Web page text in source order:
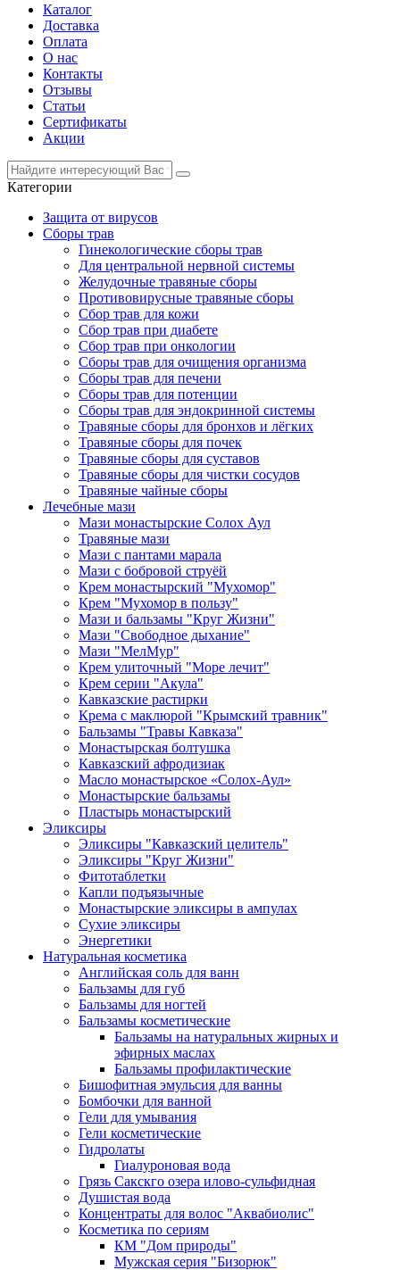
Каталог
Доставка
Оплата
О нас
Контакты
Отзывы
Статьи
Сертификаты
Акции
Категории
Защита от вирусов
Сборы трав
Гинекологические сборы трав
Для центральной нервной системы
Желудочные травяные сборы
Противовирусные травяные сборы
Сбор трав для кожи
Сбор трав при диабете
Сбор трав при онкологии
Сборы трав для очищения организма
Сборы трав для печени
Сборы трав для потенции
Сборы трав для эндокринной системы
Травяные сборы для бронхов и лёгких
Травяные сборы для почек
Травяные сборы для суставов
Травяные сборы для чистки сосудов
Травяные чайные сборы
Лечебные мази
Мази монастырские Солох Аул
Травяные мази
Мази с пантами марала
Мази с бобровой струёй
Крем монастырский "Мухомор"
Крем "Мухомор в пользу"
Мази и бальзамы "Круг Жизни"
Мази "Свободное дыхание"
Мази "МелМур"
Крем улиточный "Море лечит"
Крем серии "Акула"
Кавказские растирки
Крема с маклюрой "Крымский травник"
Бальзамы "Травы Кавказа"
Монастырская болтушка
Кавказский афродизиак
Масло монастырское «Солох-Аул»
Монастырские бальзамы
Пластырь монастырский
Эликсиры
Эликсиры "Кавказский целитель"
Эликсиры "Круг Жизни"
Фитотаблетки
Капли подъязычные
Монастырские эликсиры в ампулах
Сухие эликсиры
Энергетики
Натуральная косметика
Английская соль для ванн
Бальзамы для губ
Бальзамы для ногтей
Бальзамы косметические
Бальзамы на натуральных жирных и
эфирных маслах
Бальзамы профилактические
Бишофитная эмульсия для ванны
Бомбочки для ванной
Гели для умывания
Гели косметические
Гидролаты
Гиалуроновая вода
Грязь Сакскго озера илово-сульфидная
Душистая вода
Концентраты для волос "Аквабиолис"
Косметика по сериям
КМ "Дом природы"
Мужская серия "Бизорюк"